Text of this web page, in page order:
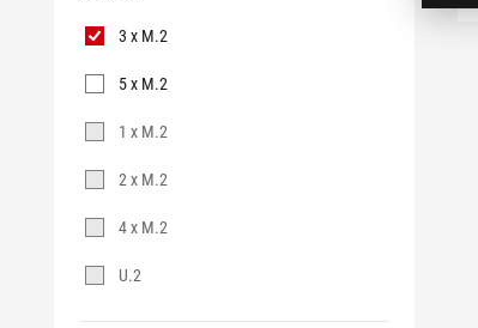
M.2/U.2
1 x M.2
2 x M.2
3 x M.2
4 x M.2
U.2
5 x M.2